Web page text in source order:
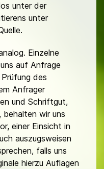
unter der
unter
Einzelne
auf Anfrage
des
Anfrager
und Schriftgut,
behalten wir uns
einer Einsicht in
auszugsweisen
falls uns
hierzu Auflagen